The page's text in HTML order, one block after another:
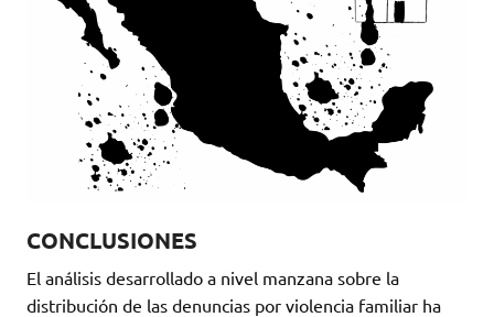
CONCLUSIONES
El análisis desarrollado a nivel manzana sobre la
distribución de las denuncias por violencia familiar ha